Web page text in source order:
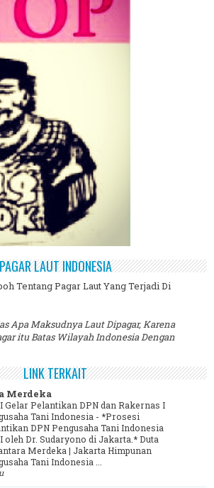
LAUT INDONESIA
Tentang Pagar Laut Yang Terjadi Di
Apa Maksudnya Laut Dipagar, Karena
itu Batas Wilayah Indonesia Dengan
LINK TERKAIT
Merdeka
Gelar Pelantikan DPN dan Rakernas I
Tani Indonesia - *Prosesi
DPN Pengusaha Tani Indonesia
oleh Dr. Sudaryono di Jakarta.* Duta
Merdeka | Jakarta Himpunan
Tani Indonesia ...